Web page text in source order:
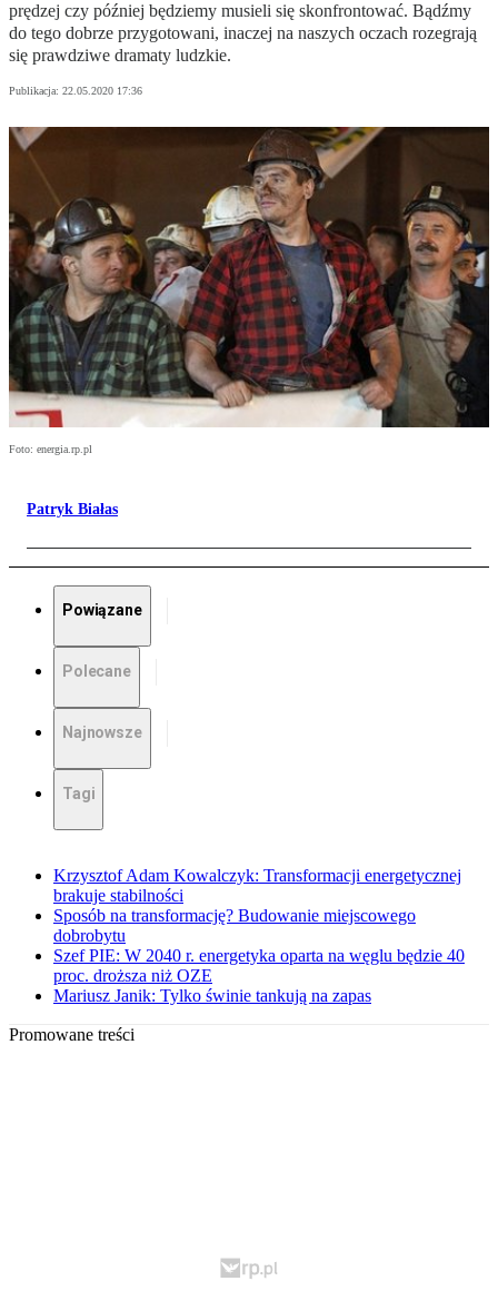
prędzej czy później będziemy musieli się skonfrontować. Bądźmy
do tego dobrze przygotowani, inaczej na naszych oczach rozegrają
się prawdziwe dramaty ludzkie.
Publikacja: 22.05.2020 17:36
Foto: energia.rp.pl
Patryk Białas
Powiązane
Polecane
Najnowsze
Tagi
Krzysztof Adam Kowalczyk: Transformacji energetycznej
brakuje stabilności
Sposób na transformację? Budowanie miejscowego
dobrobytu
Szef PIE: W 2040 r. energetyka oparta na węglu będzie 40
proc. droższa niż OZE
Mariusz Janik: Tylko świnie tankują na zapas
Promowane treści